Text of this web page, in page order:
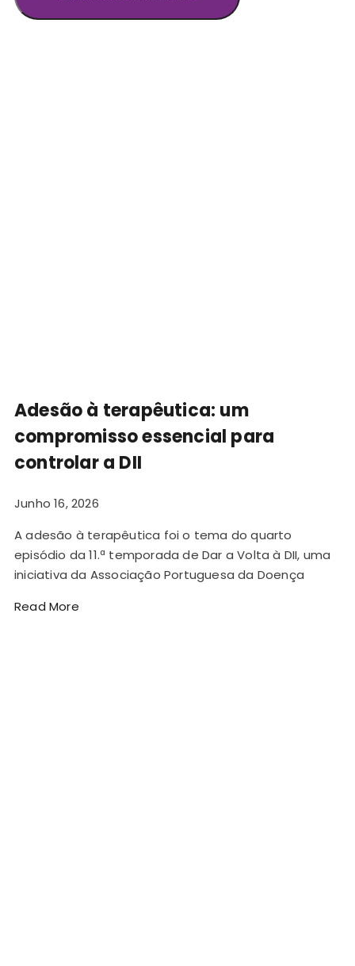
Adesão à terapêutica: um
compromisso essencial para
controlar a DII
Junho 16, 2026
A adesão à terapêutica foi o tema do quarto
episódio da 11.ª temporada de Dar a Volta à DII, uma
iniciativa da Associação Portuguesa da Doença
Read More